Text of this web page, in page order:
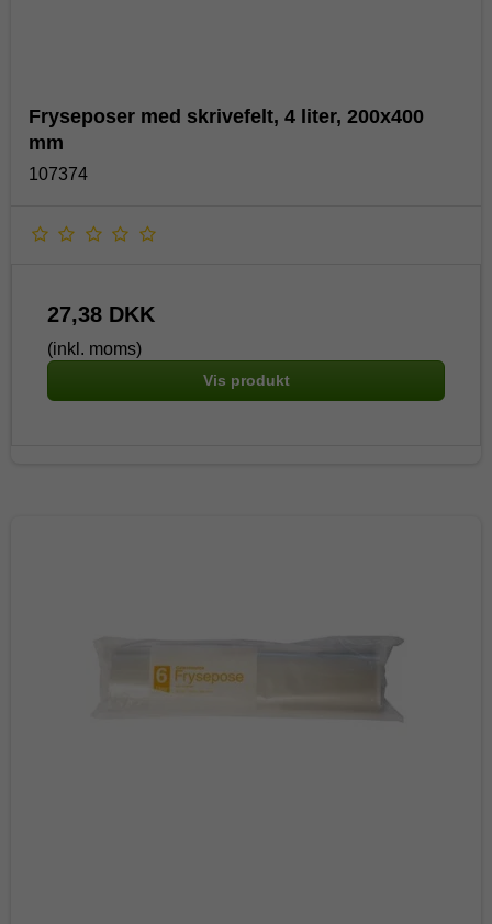
Fryseposer med skrivefelt, 4 liter, 200x400
mm
107374
27,38 DKK
(inkl. moms)
Vis produkt